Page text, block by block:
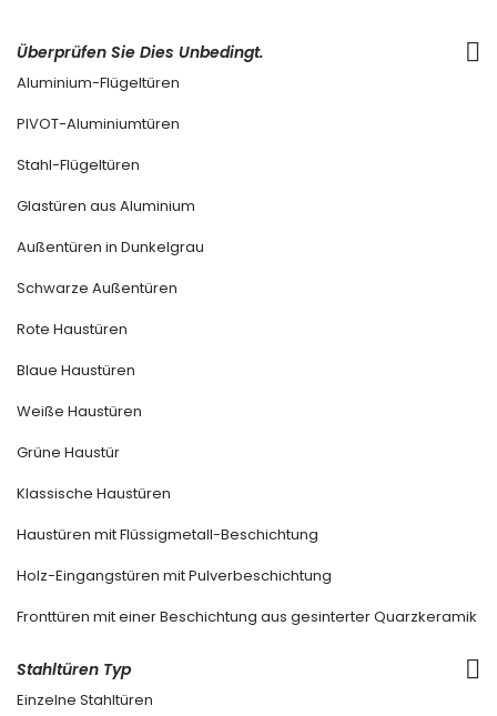
Überprüfen Sie Dies Unbedingt.
Aluminium-Flügeltüren
PIVOT-Aluminiumtüren
Stahl-Flügeltüren
Glastüren aus Aluminium
Außentüren in Dunkelgrau
Schwarze Außentüren
Rote Haustüren
Blaue Haustüren
Weiße Haustüren
Grüne Haustür
Klassische Haustüren
Haustüren mit Flüssigmetall-Beschichtung
Holz-Eingangstüren mit Pulverbeschichtung
Fronttüren mit einer Beschichtung aus gesinterter Quarzkeramik
Stahltüren Typ
Einzelne Stahltüren